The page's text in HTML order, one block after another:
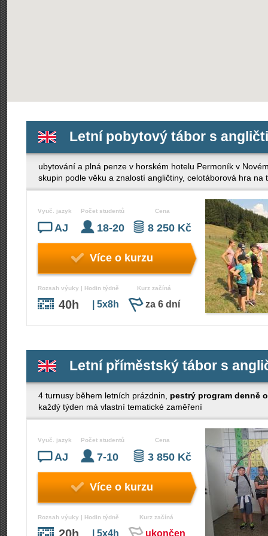
Letní pobytový tábor s
ubytování a plná penze v horském hotelu Permoník v
skupin podle věku a znalostí angličtiny, celotáborová hra na
Vyuč. jazyk
AJ
Počet studentů
18-20
Cena
8 250 Kč
Více o kurzu
Rozsah výuky | Hodin týdně
40h | 5x8h
Kurz začíná
za 6 dní
Letní příměstský tábor s
4 turnusy během letních prázdnin, pestrý program denně
každý týden má vlastní tematické zaměření
Vyuč. jazyk
AJ
Počet studentů
7-10
Cena
3 850 Kč
Více o kurzu
Rozsah výuky | Hodin týdně
| 5x4h
Kurz začíná
ukončen